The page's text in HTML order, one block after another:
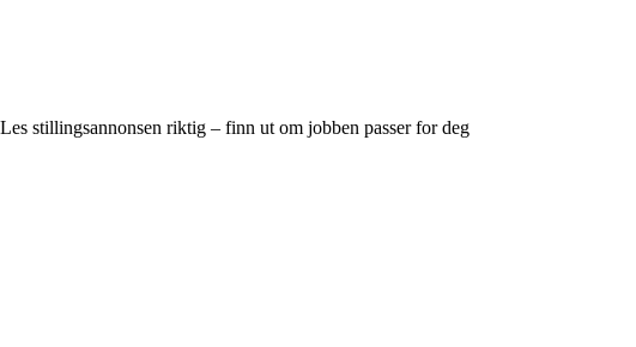
Les stillingsannonsen riktig – finn ut om jobben passer for deg